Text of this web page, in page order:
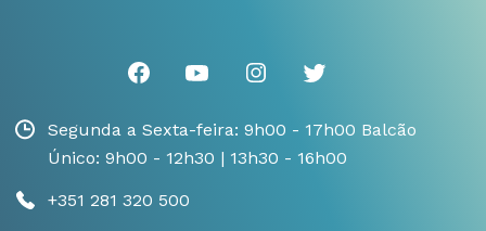
Segunda a Sexta-feira: 9h00 - 17h00 Balcão
Único: 9h00 - 12h30 | 13h30 - 16h00
+351 281 320 500